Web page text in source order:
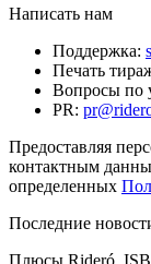
Написать нам
Поддержка:
Печать
Вопросы по
PR:
Предоставляя
контактным
определенных
Последние
Плюсы Rideró,